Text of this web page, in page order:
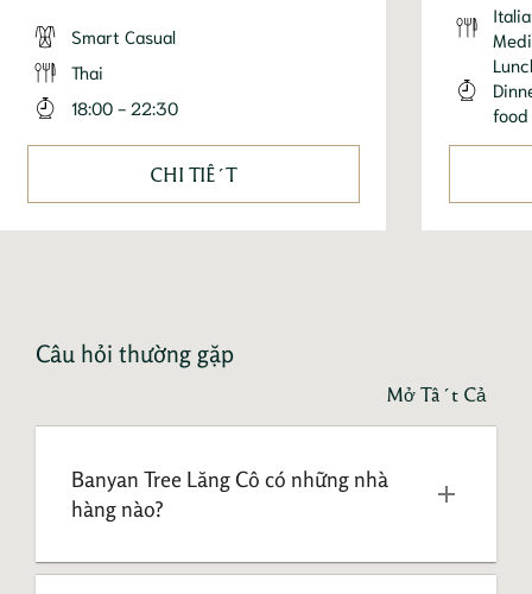
Smart Casual
Thai
18:00 - 22:30
CHI TIẾT
food
Câu hỏi thường gặp
Mở Tất Cả
Banyan Tree Lăng Cô có những nhà
hàng nào?